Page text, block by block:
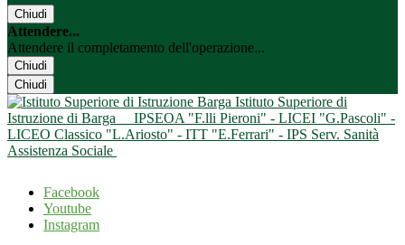
Chiudi
Attendere...
Attendere il completamento dell'operazione...
Chiudi
Chiudi
Istituto Superiore di
Istruzione di Barga
IPSEOA "F.lli Pieroni" - LICEI "G.Pascoli" -
LICEO Classico "L.Ariosto" - ITT "E.Ferrari" - IPS Serv. Sanità
Assistenza Sociale
Facebook
Youtube
Instagram